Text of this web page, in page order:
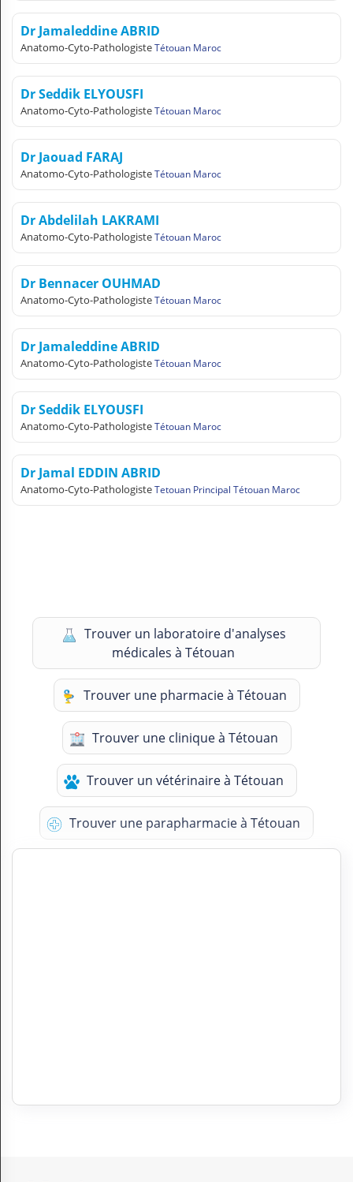
Dr Jamaleddine ABRID
Anatomo-Cyto-PathologisteTétouan Maroc
Dr Seddik ELYOUSFI
Anatomo-Cyto-PathologisteTétouan Maroc
Dr Jaouad FARAJ
Anatomo-Cyto-PathologisteTétouan Maroc
Dr Abdelilah LAKRAMI
Anatomo-Cyto-PathologisteTétouan Maroc
Dr Bennacer OUHMAD
Anatomo-Cyto-PathologisteTétouan Maroc
Dr Jamaleddine ABRID
Anatomo-Cyto-PathologisteTétouan Maroc
Dr Seddik ELYOUSFI
Anatomo-Cyto-PathologisteTétouan Maroc
Dr Jamal EDDIN ABRID
Anatomo-Cyto-PathologisteTetouan Principal Tétouan Maroc
Trouver un laboratoire d'analyses
médicales à Tétouan
Trouver une pharmacie à Tétouan
Trouver une clinique à Tétouan
Trouver un vétérinaire à Tétouan
Trouver une parapharmacie à Tétouan